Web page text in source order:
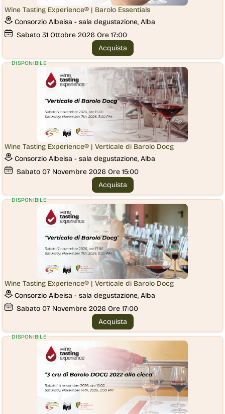
Wine Tasting Experience® | Barolo Essentials
Consorzio Albeisa - sala degustazione, Alba
Sabato 31 Ottobre 2026 Ore 17:00
Acquista
Wine Tasting Experience® | Verticale di Barolo Docg
Consorzio Albeisa - sala degustazione, Alba
Sabato 07 Novembre 2026 Ore 15:00
DISPONIBILE
Acquista
Wine Tasting Experience® | Verticale di Barolo Docg
Consorzio Albeisa - sala degustazione, Alba
Sabato 07 Novembre 2026 Ore 17:00
DISPONIBILE
Acquista
DISPONIBILE